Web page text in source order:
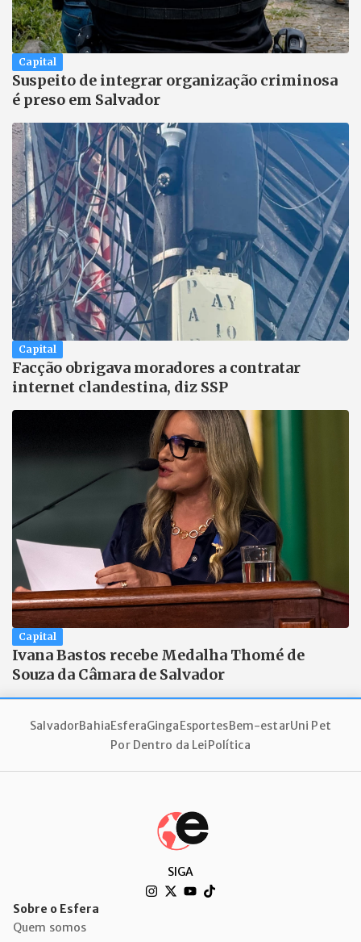
Capital
Suspeito de integrar organização criminosa
é preso em Salvador
Capital
Facção obrigava moradores a contratar
internet clandestina, diz SSP
Capital
Ivana Bastos recebe Medalha Thomé de
Souza da Câmara de Salvador
SalvadorBahiaEsferaGingaEsportesBem-estarUni Pet
Por Dentro da LeiPolítica
SIGA
Sobre o Esfera
Quem somos